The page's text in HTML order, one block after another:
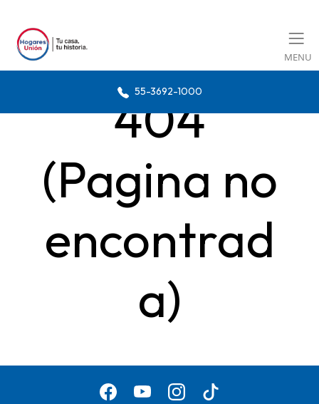
MENU
55-3692-1000
404
(Pagina no
encontrad
a)